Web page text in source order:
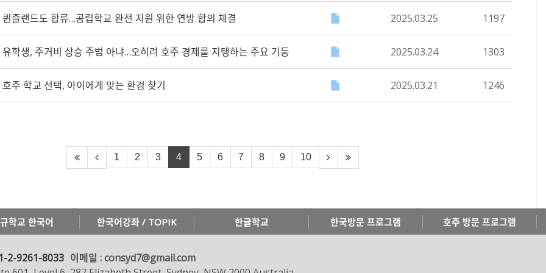
퀸즐랜드도 합류…공립학교 완전 지원 위한 연방 합의 체결 2025.03.25 1197
유학생, 주거비 상승 주범 아냐…오히려 호주 경제를 지탱하는 주요 기둥 2025.03.24 1303
호주 학교 선택, 아이에게 맞는 환경 찾기 2025.03.21 1246
1 2 3 4 5 6 7 8 9 10
학교 한국어 한국어강좌 / TOPIK 한글학교 한국방문 프로그램 호주 방문 프로그램
2-9261-8033 이메일 : consyd7@gmail.com